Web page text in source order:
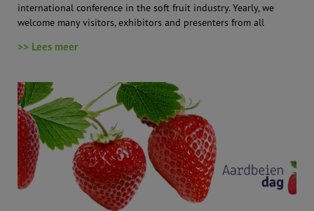
international conference in the soft fruit industry. Yearly, we
welcome many visitors, exhibitors and presenters from all
>> Lees meer